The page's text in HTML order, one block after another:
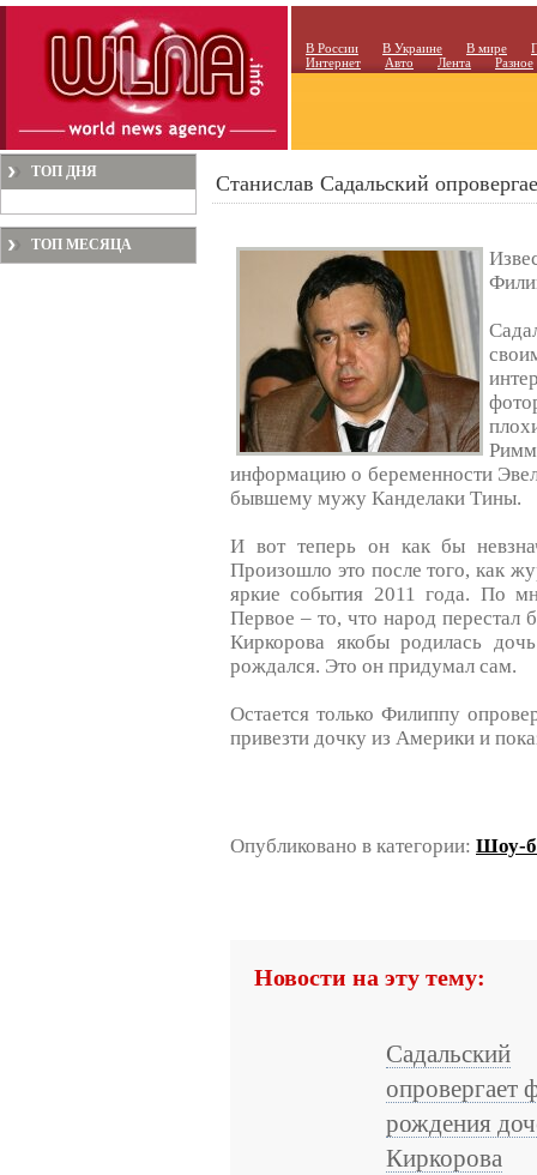
В России В Украине В мире
Интернет
Авто Лента Разное
ТОП ДНЯ
ТОП МЕСЯЦА
Станислав Садальский
информацию о беременности
бывшему мужу Канделаки Тины.
И вот теперь он как бы
Произошло это после того, как
яркие события 2011 года. По
Первое – то, что народ
Киркорова якобы родилась
рождался. Это он придумал сам.
Остается только Филиппу
привезти дочку из Америки и
Опубликовано в категории: Шоу-
Новости на эту тему:
Садальский
опровергает
рождения
Киркорова